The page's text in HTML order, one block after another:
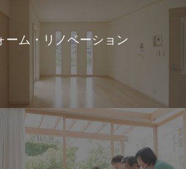
ーム・リノベーション